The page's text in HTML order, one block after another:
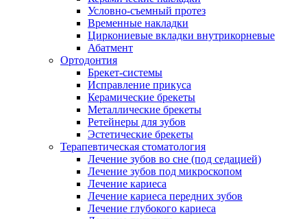
Условно-съемный протез
Временные накладки
Циркониевые вкладки внутрикорневые
Абатмент
Ортодонтия
Брекет-системы
Исправление прикуса
Керамические брекеты
Металлические брекеты
Ретейнеры для зубов
Эстетические брекеты
Терапевтическая стоматология
Лечение зубов во сне (под седацией)
Лечение зубов под микроскопом
Лечение кариеса
Лечение кариеса передних зубов
Лечение глубокого кариеса